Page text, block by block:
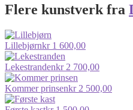
Flere kunstverk fra
Lillebjørnkr1 600,00
Lekestrandenkr2 700,00
Kommer prinsenkr2 500,00